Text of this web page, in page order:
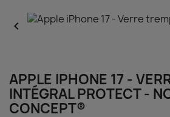

APPLE IPHONE 17 -
INTÉGRAL PROTECT -
CONCEPT®